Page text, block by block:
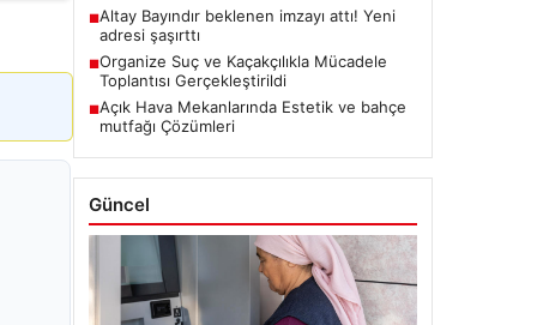
■Altay Bayındır beklenen imzayı attı! Yeni
adresi şaşırttı
■Organize Suç ve Kaçakçılıkla Mücadele
Toplantısı Gerçekleştirildi
■Açık Hava Mekanlarında Estetik ve bahçe
mutfağı Çözümleri
Güncel